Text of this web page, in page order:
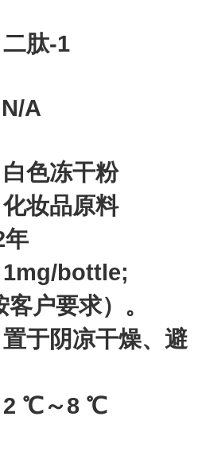
二肽-1
A
白色冻干粉
化妆品原料
年
1mg/bottle;
户要求）。
置于阴凉干燥、避
2 ℃～8 ℃